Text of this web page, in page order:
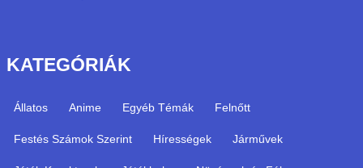
KATEGÓRIÁK
Állatos Anime Egyéb Témák Felnőtt
Festés Számok Szerint Hírességek Járművek